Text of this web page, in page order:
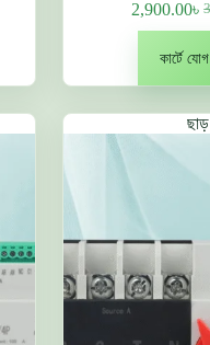
2,900.00৳
কার্টে
ছাড়